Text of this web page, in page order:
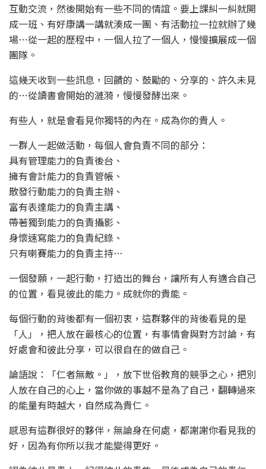
互動交流，然後開始有一些不同的情誼。要上課糾一糾就開
成一班、有好康講一講就湊成一團、有活動拉一拉就辦了幾
場…從一起的歷程中，一個人拉了一個人，慢慢擴展成一個
團隊。
這幾天收到一些訊息，回饋的、鼓勵的、分享的、許久未見
的…從讀書會開始的漣漪，慢慢發酵出來。
有些人，就是會看見你獨特的內在。成為你的貴人。
一群人一起做活動，每個人會負責不同的部分：
具有管理能力的負責後台、
擁有會計能力的負責管帳、
散發行動能力的負責主辦、
富有表達能力的負責主講、
帶著獨到能力的負責攝影、
身懷速寫能力的負責紀錄、
只有喇賽能力的負責主持…
一個發願，一起行動，打造出的舞台，讓所有人有適合自己
的位置，看見彼此的能力。成就你的貴能。
每個行動的背後都有一個初衷，這群夥伴的背後看見的是
「人」，把人放在最核心的位置，有事情會與對方討論，有
好處會和彼此分享，可以很自在的做自己。
論語說：「仁者無敵。」，放下世俗教育的競爭之心，把別
人放在自己的心上，當你做的事越不是為了自己，翻轉過來
的能量有時越大，自然成為貴仁。
感恩有這群很好的夥伴，無論身在何處，都謝謝你看見我的
好，因為有你所以我才能變得更好。